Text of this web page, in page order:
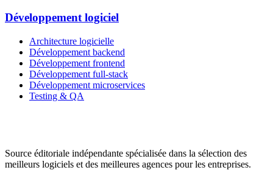
Développement logiciel
Architecture logicielle
Développement backend
Développement frontend
Développement full-stack
Développement microservices
Testing & QA
Source éditoriale indépendante spécialisée dans la sélection des
meilleurs logiciels et des meilleures agences pour les entreprises.